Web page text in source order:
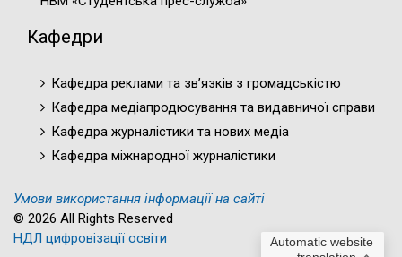
Automatic website
Кафедри
Кафедра реклами та зв’язків з громадськістю
Кафедра медіапродюсування та видавничої справи
Кафедра журналістики та нових медіа
Кафедра міжнародної журналістики
Умови використання інформації на сайті
© 2026 All Rights Reserved
НДЛ цифровізації освіти